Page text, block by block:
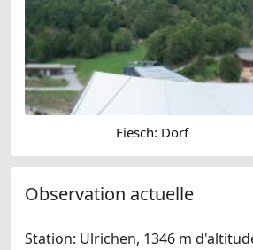
Fiesch: Dorf
Observation actuelle
Station: Ulrichen, 1346 m